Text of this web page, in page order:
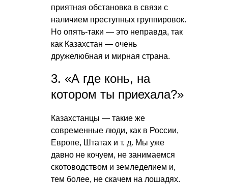
приятная обстановка в связи с
наличием преступных группировок.
Но опять-таки — это неправда, так
как Казахстан — очень
дружелюбная и мирная страна.
3. «А где конь, на
котором ты приехала?»
Казахстанцы — такие же
современные люди, как в России,
Европе, Штатах и т. д. Мы уже
давно не кочуем, не занимаемся
скотоводством и земледелием и,
тем более, не скачем на лошадях.